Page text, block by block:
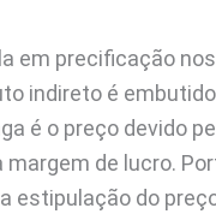
em precificação
indireto é
é o preço devido
de lucro.
estipulação do